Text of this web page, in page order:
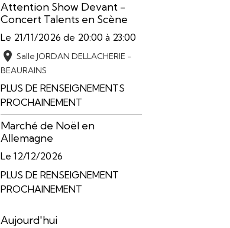
Attention Show Devant -
Concert Talents en Scène
Le 21/11/2026 de 20:00 à 23:00
Salle JORDAN DELLACHERIE -
BEAURAINS
PLUS DE RENSEIGNEMENTS
PROCHAINEMENT
Marché de Noël en
Allemagne
Le 12/12/2026
PLUS DE RENSEIGNEMENT
PROCHAINEMENT
Aujourd'hui